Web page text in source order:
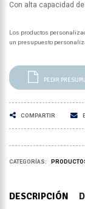
Con alta capacidad
Los productos
un presupuesto
PEDIR
COMPARTIR
CATEGORÍAS:
DESCRIPCIÓN